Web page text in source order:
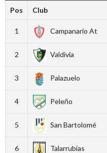
Pos Club
1 Campanario At
2 Valdivia
3 Palazuelo
4 Peleño
5 San Bartolomé
6 Talarrubias